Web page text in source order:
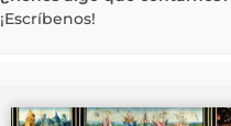
¡Escríbenos!